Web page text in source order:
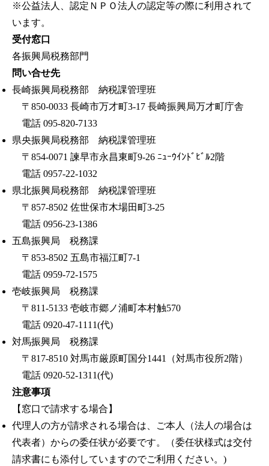
※公益法人、認定ＮＰＯ法人の認定等の際に利用されて
います。
受付窓口
各振興局税務部門
問い合せ先
長崎振興局税務部 納税課管理班
〒850-0033 長崎市万才町3-17 長崎振興局万才町庁舎
電話 095-820-7133
県央振興局税務部 納税課管理班
〒854-0071 諫早市永昌東町9-26 ﾆｭｰｳｲﾝﾄﾞﾋﾞﾙ2階
電話 0957-22-1032
県北振興局税務部 納税課管理班
〒857-8502 佐世保市木場田町3-25
電話 0956-23-1386
五島振興局 税務課
〒853-8502 五島市福江町7-1
電話 0959-72-1575
壱岐振興局 税務課
〒811-5133 壱岐市郷ノ浦町本村触570
電話 0920-47-1111(代)
対馬振興局 税務課
〒817-8510 対馬市厳原町国分1441（対馬市役所2階）
電話 0920-52-1311(代)
注意事項
【窓口で請求する場合】
代理人の方が請求される場合は、ご本人（法人の場合は
代表者）からの委任状が必要です。（委任状様式は交付
請求書にも添付していますのでご利用ください。)